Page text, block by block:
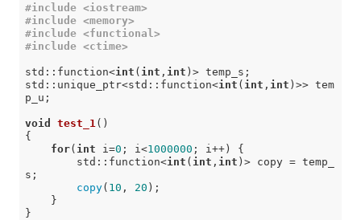
#include <iostream>
#include <memory>
#include <functional>
#include <ctime>
std::function<int ( int , int )> temp_s;
std::unique_ptr<std::function<int ( int , int )>> tem
p_u;
void test_1 ()
{
for( int i=0 ; i<1000000 ; i++) {
        std::function<
int ( int , int )> copy = temp_
s;
copy( 10 , 20 );
}